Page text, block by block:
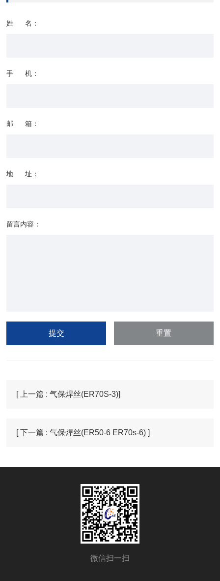
姓 名：
手 机：
邮 箱：
地 址：
留言内容：
[ 上一篇 : 气保焊丝(ER70S-3)]
[ 下一篇 : 气保焊丝(ER50-6 ER70s-6) ]
微信扫一扫